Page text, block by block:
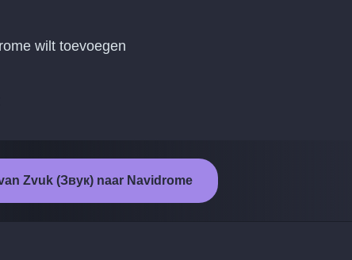
wilt toevoegen
Zvuk (Звук) naar Navidrome